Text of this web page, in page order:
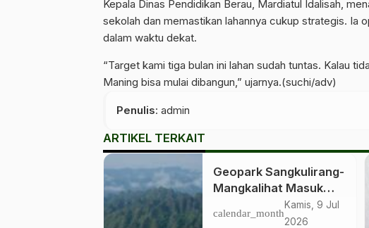
Kepala Dinas Pendidikan Berau, Mardiatul Idalisah,
sekolah dan memastikan lahannya cukup strategis. Ia
dalam waktu dekat.
“Target kami tiga bulan ini lahan sudah tuntas. Kalau
Maning bisa mulai dibangun,” ujarnya.(suchi/adv)
Penulis: admin
ARTIKEL TERKAIT
Geopark Sangkulirang-
Mangkalihat Masuk
Tahap Verifikasi
Lapangan untuk
calendar_month
Kamis, 9 Jul
2026